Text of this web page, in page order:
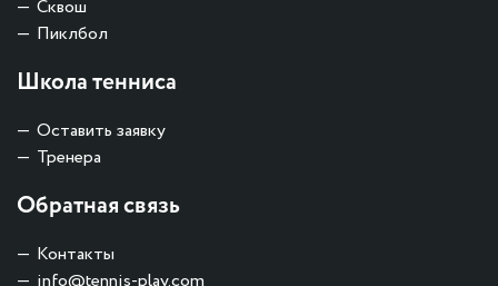
Сквош
Пиклбол
Школа тенниса
Оставить заявку
Тренера
Обратная связь
Контакты